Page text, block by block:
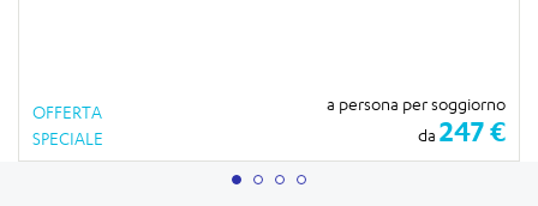
OFFERTA
SPECIALE
a persona per soggiorno
da 247 €